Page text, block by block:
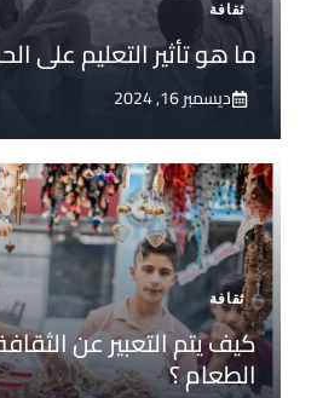
ثقافة
ما هو تأثير التعليم على
ديسمبر 16, 2024
ثقافة
كيف يتم التعبير عن
الطعام ؟